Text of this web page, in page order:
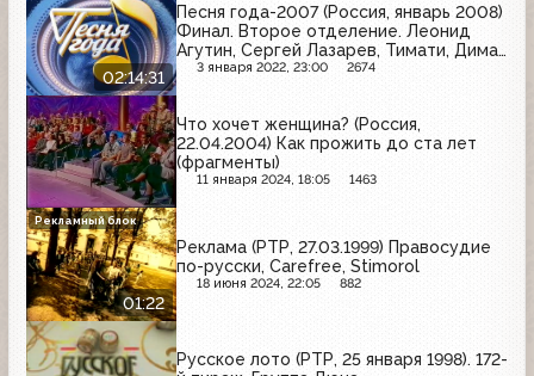
02:14:31
Песня года-2007 (Россия, январь 2008)
Финал. Второе отделение. Леонид
Агутин, Сергей Лазарев, Тимати, Дима
Билан, Алла Пугачева и др.
3 января 2022, 23:00 2674
Что хочет женщина? (Россия,
22.04.2004) Как прожить до ста лет
(фрагменты)
11 января 2024, 18:05 1463
01:22
Реклама (РТР, 27.03.1999) Правосудие
по-русски, Carefree, Stimorol
18 июня 2024, 22:05 882
Рекламный блок
Русское лото (РТР, 25 января 1998). 172-